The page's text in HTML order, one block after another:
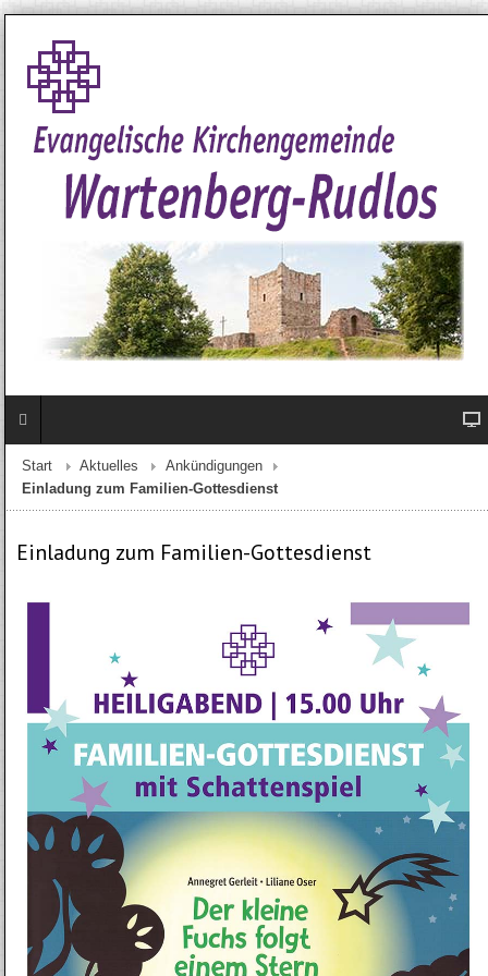
Start Aktuelles
Ankündigungen
Einladung zum Familien-Gottesdienst
Einladung zum Familien-Gottesdienst